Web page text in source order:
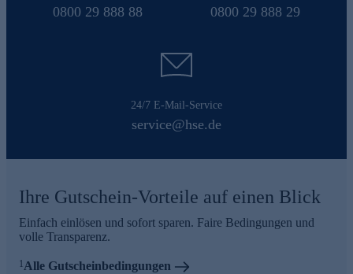
0800 29 888 88 0800 29 888 29
24/7 E-Mail-Service
service@hse.de
Ihre Gutschein-Vorteile auf einen Blick
Einfach einlösen und sofort sparen. Faire Bedingungen und
volle Transparenz.
1 Alle Gutscheinbedingungen